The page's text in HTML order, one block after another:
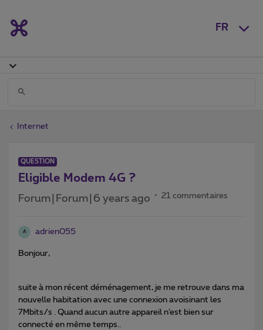
FR
Internet
QUESTION
Eligible Modem 4G ?
Forum|Forum|6 years ago 21 commentaires
A adrien055
Bonjour,
suite à mon récent déménagement, je me retrouve dans ma
nouvelle habitation avec une connexion avoisinant les
7Mbits/s . Quand aucun autre appareil n’est bien sur
connecté en même temps..